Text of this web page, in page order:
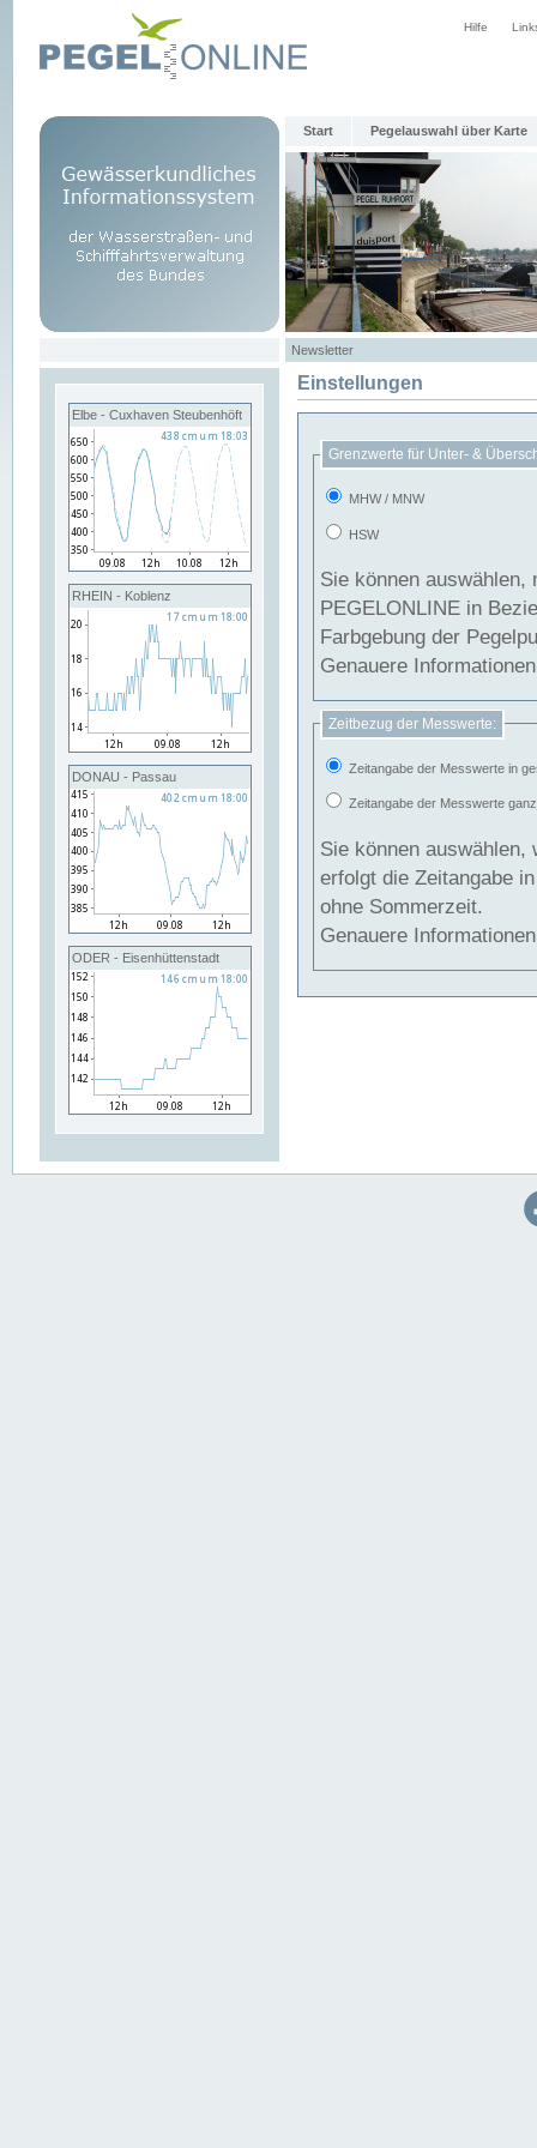
Hilfe
Start Pegelauswahl über Karte
Newsletter
Elbe - Cuxhaven Steubenhöft
RHEIN - Koblenz
DONAU - Passau
ODER - Eisenhüttenstadt
Einstellungen
Grenzwerte für Unter- &
MHW / MNW
HSW
Sie können
PEGELONLINE in Beziehung
Farbgebung der
Genauere
Zeitbezug der Messwerte:
Zeitangabe der Messwerte in
Zeitangabe der Messwerte
Sie können auswählen,
erfolgt die Zeitangabe
ohne Sommerzeit.
Genauere